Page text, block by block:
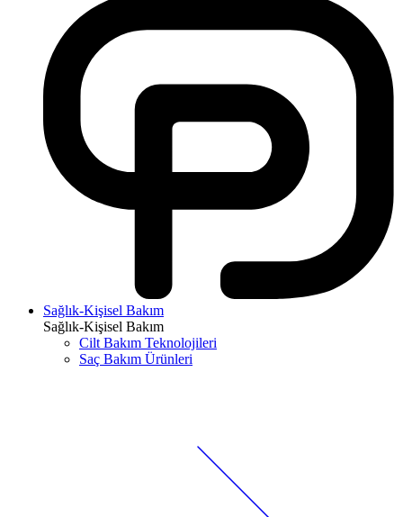
Sağlık-Kişisel Bakım
Sağlık-Kişisel Bakım
Cilt Bakım Teknolojileri
Saç Bakım Ürünleri